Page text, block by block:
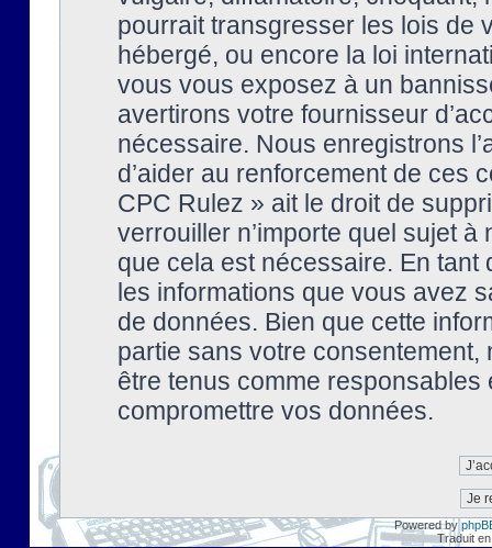
pourrait transgresser les lois de
hébergé, ou encore la loi
vous vous exposez à un
avertirons votre fournisseur
nécessaire. Nous enregistrons
d’aider au renforcement de ces
CPC Rulez » ait le droit de
verrouiller n’importe quel sujet à
que cela est nécessaire. En tant
les informations que vous avez
de données. Bien que cette
partie sans votre
être tenus comme
compromettre vos données.
Powered by
Traduit